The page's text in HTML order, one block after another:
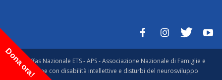
© Anffas Nazionale ETS - APS - Associazione Nazionale di Famiglie e
Persone con disabilità intellettive e disturbi del neurosviluppo
Dona ora!